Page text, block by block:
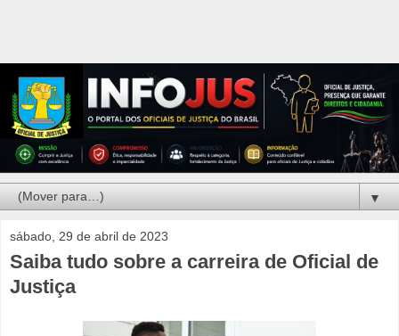
▼
sábado, 29 de abril de 2023
Saiba tudo sobre a carreira de Oficial de
Justiça